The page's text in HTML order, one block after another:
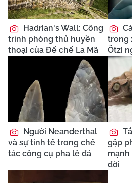
Hadrian's Wall: Công
trình phòng thủ huyền
thoại của Đế chế La Mã
trong
Ötzi
Người Neanderthal
và sự tinh tế trong chế
tác công cụ pha lê đá
gặp
mạnh
đời